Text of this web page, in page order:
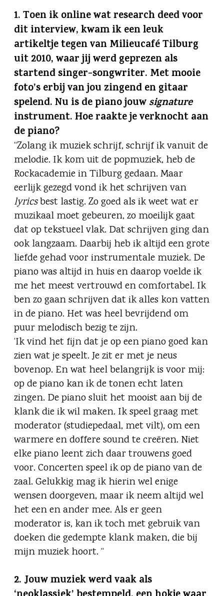
1. Toen ik online wat research deed voor
dit interview, kwam ik een leuk
artikeltje tegen van Milieucafé Tilburg
uit 2010, waar jij werd geprezen als
startend singer-songwriter. Met mooie
foto’s erbij van jou zingend en gitaar
spelend. Nu is de piano jouwsignature
instrument. Hoe raakte je verknocht aan
de piano?
“Zolang ik muziek schrijf, schrijf ik vanuit de
melodie. Ik kom uit de popmuziek, heb de
Rockacademie in Tilburg gedaan. Maar
eerlijk gezegd vond ik het schrijven van
lyricsbest lastig. Zo goed als ik weet wat er
muzikaal moet gebeuren, zo moeilijk gaat
dat op tekstueel vlak. Dat schrijven ging dan
ook langzaam. Daarbij heb ik altijd een grote
liefde gehad voor instrumentale muziek. De
piano was altijd in huis en daarop voelde ik
me het meest vertrouwd en comfortabel. Ik
ben zo gaan schrijven dat ik alles kon vatten
in de piano. Het was heel bevrijdend om
puur melodisch bezig te zijn.
‘Ik vind het fijn dat je op een piano goed kan
zien wat je speelt. Je zit er met je neus
bovenop. En wat heel belangrijk is voor mij:
op de piano kan ik de tonen echt laten
zingen. De piano sluit het mooist aan bij de
klank die ik wil maken. Ik speel graag met
moderator (studiepedaal, met vilt), om een
warmere en doffere sound te creëren. Niet
elke piano leent zich daar trouwens goed
voor. Concerten speel ik op de piano van de
zaal. Gelukkig mag ik hierin wel enige
wensen doorgeven, maar ik neem altijd wel
het een en ander mee. Als er geen
moderator is, kan ik toch met gebruik van
doeken die gedempte klank maken, die bij
mijn muziek hoort. “
2. Jouw muziek werd vaak als